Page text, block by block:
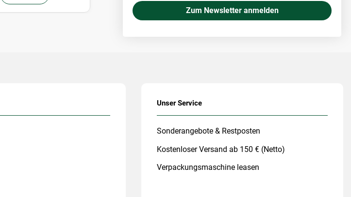
Unser Service
Sonderangebote & Restposten
Kostenloser Versand ab 150 € (Netto)
Verpackungsmaschine leasen
Zum Newsletter anmelden